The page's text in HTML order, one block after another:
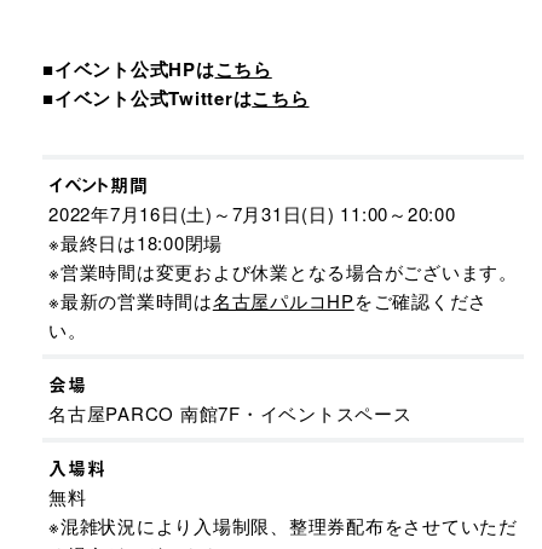
■イベント公式HPはこちら
■イベント公式Twitterはこちら
イベント期間
2022年7月16日(土)～7月31日(日) 11:00～20:00
※最終日は18:00閉場
※営業時間は変更および休業となる場合がございます。
※最新の営業時間は名古屋パルコHPをご確認くださ
い。
会場
名古屋PARCO 南館7F・イベントスペース
入場料
無料
※混雑状況により入場制限、整理券配布をさせていただ